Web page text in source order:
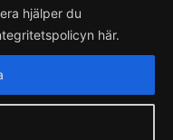
hjälper du
här.
till pizzeria.
hemsida